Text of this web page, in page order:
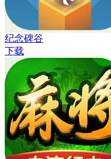
纪念碑谷
下载